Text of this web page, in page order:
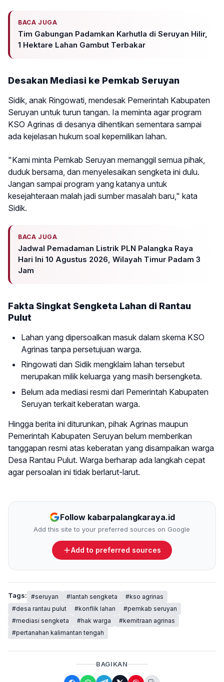
BACA JUGA
Tim Gabungan Padamkan Karhutla di Seruyan Hilir,
1 Hektare Lahan Gambut Terbakar
Desakan Mediasi ke Pemkab Seruyan
Sidik, anak Ringowati, mendesak Pemerintah Kabupaten
Seruyan untuk turun tangan. Ia meminta agar program
KSO Agrinas di desanya dihentikan sementara sampai
ada kejelasan hukum soal kepemilikan lahan.
"Kami minta Pemkab Seruyan memanggil semua pihak,
duduk bersama, dan menyelesaikan sengketa ini dulu.
Jangan sampai program yang katanya untuk
kesejahteraan malah jadi sumber masalah baru," kata
Sidik.
BACA JUGA
Jadwal Pemadaman Listrik PLN Palangka Raya
Hari Ini 10 Agustus 2026, Wilayah Timur Padam 3
Jam
Fakta Singkat Sengketa Lahan di Rantau
Pulut
Lahan yang dipersoalkan masuk dalam skema KSO
Agrinas tanpa persetujuan warga.
Ringowati dan Sidik mengklaim lahan tersebut
merupakan milik keluarga yang masih bersengketa.
Belum ada mediasi resmi dari Pemerintah Kabupaten
Seruyan terkait keberatan warga.
Hingga berita ini diturunkan, pihak Agrinas maupun
Pemerintah Kabupaten Seruyan belum memberikan
tanggapan resmi atas keberatan yang disampaikan warga
Desa Rantau Pulut. Warga berharap ada langkah cepat
agar persoalan ini tidak berlarut-larut.
Follow kabarpalangkaraya.id
Add this site to your preferred sources on Google
Add to preferred sources
Tags: #seruyan #lantah sengketa
#kso agrinas
#desa rantau pulut
#konflik lahan
#pemkab seruyan
#mediasi sengketa
#hak warga
#kemitraan agrinas
#pertanahan kalimantan tengah
BAGIKAN